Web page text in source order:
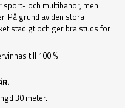
sport- och multibanor, men
På grund av den stora
stadigt och ger bra studs för
till 100 %.
30 meter.